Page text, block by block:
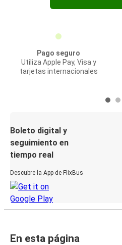
Pago seguro
Utiliza Apple Pay, Visa y
tarjetas internacionales
Boleto digital y
seguimiento en
tiempo real
Descubre la App de FlixBus
En esta página